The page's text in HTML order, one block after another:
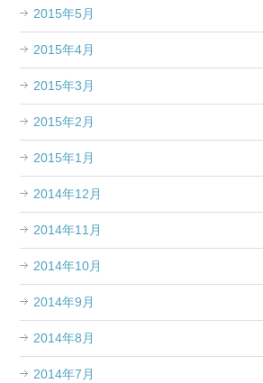
2015年5月
2015年4月
2015年3月
2015年2月
2015年1月
2014年12月
2014年11月
2014年10月
2014年9月
2014年8月
2014年7月